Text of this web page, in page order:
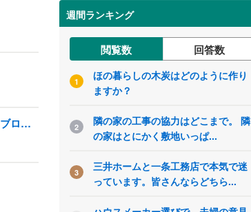
築60年の平屋の中古住宅を購入予定で、新耐震補強する予定耐震診断をしたところ、ブロック基礎なので耐震工事ができない、
週間ランキング
閲覧数 回答数
1
ほの暮らしの木炭はどのように作り
ますか？
2
隣の家の工事の協力はどこまで。 隣
の家はとにかく敷地いっぱ...
3
三井ホームと一条工務店で本気で迷
っています。皆さんならどちら...